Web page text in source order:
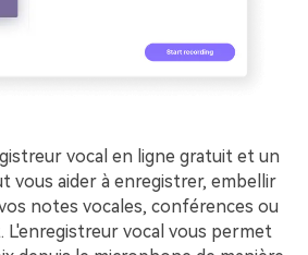
vocal en ligne gratuit et un
vous aider à enregistrer, embellir
notes vocales, conférences ou
L'enregistreur vocal vous permet